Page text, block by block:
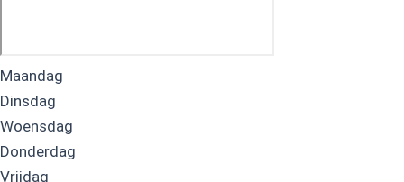
Maandag
Dinsdag
Woensdag
Donderdag
Vrijdag